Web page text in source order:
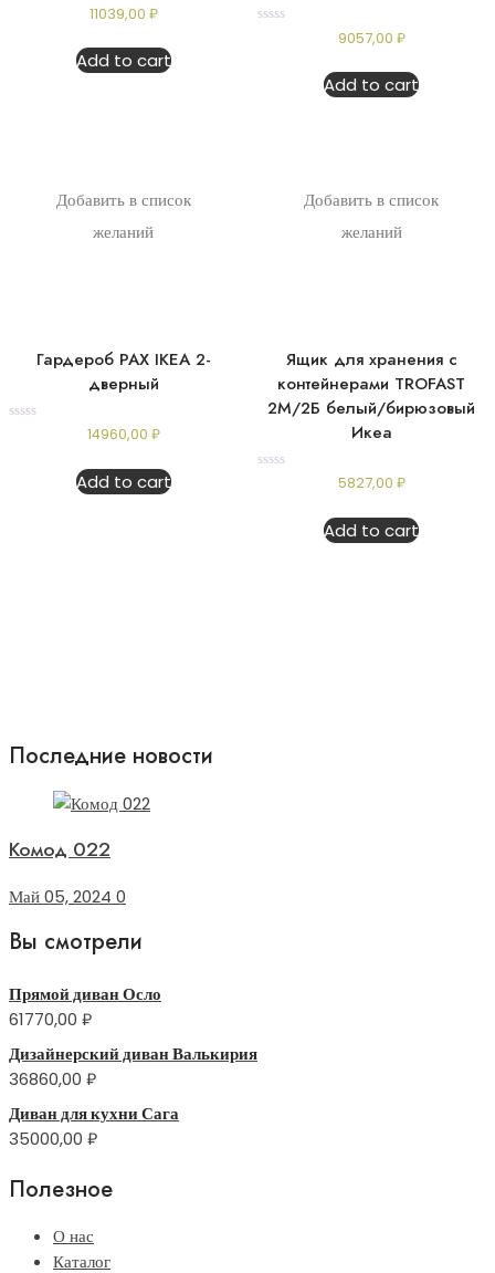
11039,00 ₽
Add to cart
9057,00 ₽
Add to cart
Добавить в список
желаний
Гардероб PAX IKEA 2-
дверный
14960,00 ₽
Add to cart
Добавить в список
желаний
Ящик для хранения с
контейнерами TROFAST
2М/2Б белый/бирюзовый
Икеа
5827,00 ₽
Add to cart
Последние новости
Комод 022
Май 05, 2024 0
Вы смотрели
Прямой диван Осло
61770,00 ₽
Дизайнерский диван Валькирия
36860,00 ₽
Диван для кухни Сага
35000,00 ₽
Полезное
О нас
Каталог